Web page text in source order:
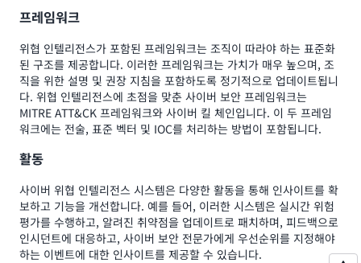
프레임워크
위협 인텔리전스가 포함된 프레임워크는 조직이 따라야 하는 표준화
된 구조를 제공합니다. 이러한 프레임워크는 가치가 매우 높으며, 조
직을 위한 설명 및 권장 지침을 포함하도록 정기적으로 업데이트됩니
다. 위협 인텔리전스에 초점을 맞춘 사이버 보안 프레임워크는
MITRE ATT&CK 프레임워크와 사이버 킬 체인입니다. 이 두 프레임
워크에는 전술, 표준 벡터 및 IOC를 처리하는 방법이 포함됩니다.
활동
사이버 위협 인텔리전스 시스템은 다양한 활동을 통해 인사이트를 확
보하고 기능을 개선합니다. 예를 들어, 이러한 시스템은 실시간 위험
평가를 수행하고, 알려진 취약점을 업데이트로 패치하며, 피드백으로
인시던트에 대응하고, 사이버 보안 전문가에게 우선순위를 지정해야
하는 이벤트에 대한 인사이트를 제공할 수 있습니다.